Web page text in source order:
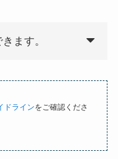
ます。
ドラインをご確認くださ